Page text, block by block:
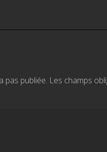
pas publiée. Les champs